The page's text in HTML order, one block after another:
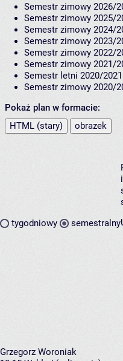
Semestr zimowy 2026/
Semestr zimowy 2025/
Semestr zimowy 2024/
Semestr zimowy 2023/
Semestr zimowy 2022/
Semestr zimowy 2021/
Semestr letni 2020/2021
Semestr zimowy 2020/
Pokaż plan w formacie:
HTML (stary)
obrazek
tygodniowy semestralny
Grzegorz Woroniak